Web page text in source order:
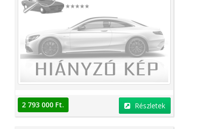
2 793 000 Ft. Részletek